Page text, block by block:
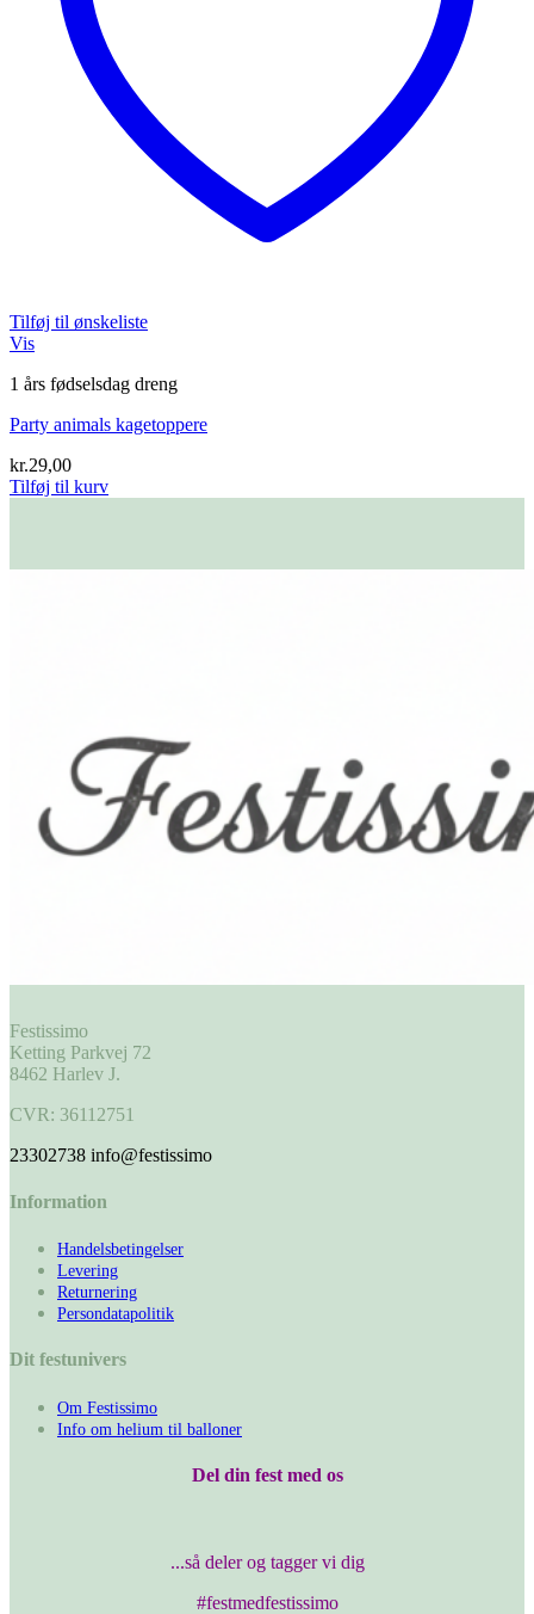
Tilføj til ønskeliste
Vis
1 års fødselsdag dreng
Party animals kagetoppere
kr.29,00
Tilføj til kurv
Festissimo
Ketting Parkvej 72
8462 Harlev J.
CVR: 36112751
23302738 info@festissimo
Information
Handelsbetingelser
Levering
Returnering
Persondatapolitik
Dit festunivers
Om Festissimo
Info om helium til balloner
Del din fest med os
...så deler og tagger vi dig
#festmedfestissimo